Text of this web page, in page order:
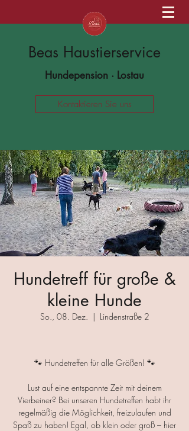
Beas Haustierservice
Hundepension · Lostau
Kontaktieren Sie uns
Hundetreff für große &
kleine Hunde
So., 08. Dez.
  |
Lindenstraße 2
🐾 Hundetreffen für alle Größen! 🐾
Lust auf eine entspannte Zeit mit deinem
Vierbeiner? Bei unseren Hundetreffen habt ihr
regelmäßig die Möglichkeit, freizulaufen und
Spaß zu haben! Egal, ob klein oder groß – hier